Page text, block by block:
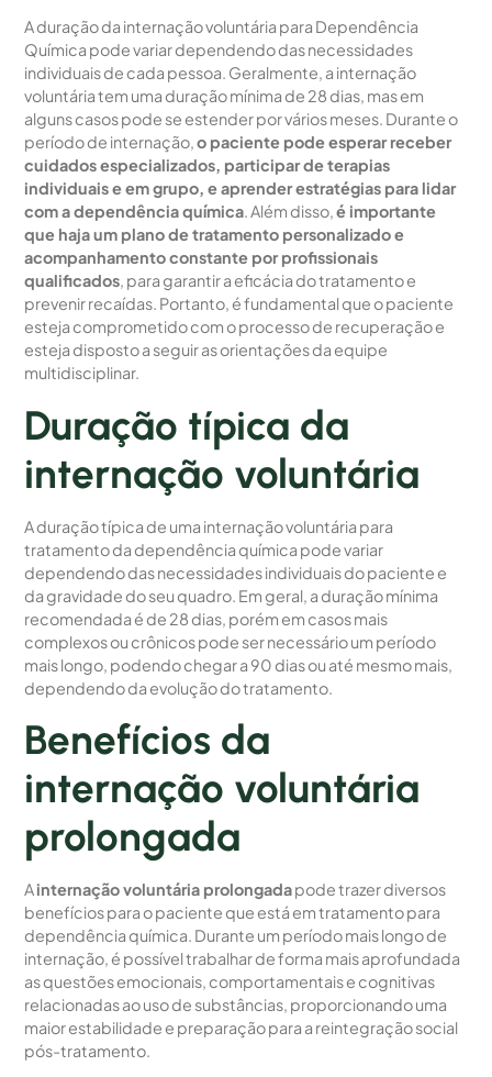
A duração da internação voluntária para Dependência
Química pode variar dependendo das necessidades
individuais de cada pessoa. Geralmente, a internação
voluntária tem uma duração mínima de 28 dias, mas em
alguns casos pode se estender por vários meses. Durante o
período de internação,o paciente pode esperar receber
cuidados especializados, participar de terapias
individuais e em grupo, e aprender estratégias para lidar
com a dependência química. Além disso,é importante
que haja um plano de tratamento personalizado e
acompanhamento constante por profissionais
qualificados, para garantir a eficácia do tratamento e
prevenir recaídas. Portanto, é fundamental que o paciente
esteja comprometido com o processo de recuperação e
esteja disposto a seguir as orientações da equipe
multidisciplinar.
Duração típica da
internação voluntária
A duração típica de uma internação voluntária para
tratamento da dependência química pode variar
dependendo das necessidades individuais do paciente e
da gravidade do seu quadro. Em geral, a duração mínima
recomendada é de 28 dias, porém em casos mais
complexos ou crônicos pode ser necessário um período
mais longo, podendo chegar a 90 dias ou até mesmo mais,
dependendo da evolução do tratamento.
Benefícios da
internação voluntária
prolongada
Ainternação voluntária prolongadapode trazer diversos
benefícios para o paciente que está em tratamento para
dependência química. Durante um período mais longo de
internação, é possível trabalhar de forma mais aprofundada
as questões emocionais, comportamentais e cognitivas
relacionadas ao uso de substâncias, proporcionando uma
maior estabilidade e preparação para a reintegração social
pós-tratamento.